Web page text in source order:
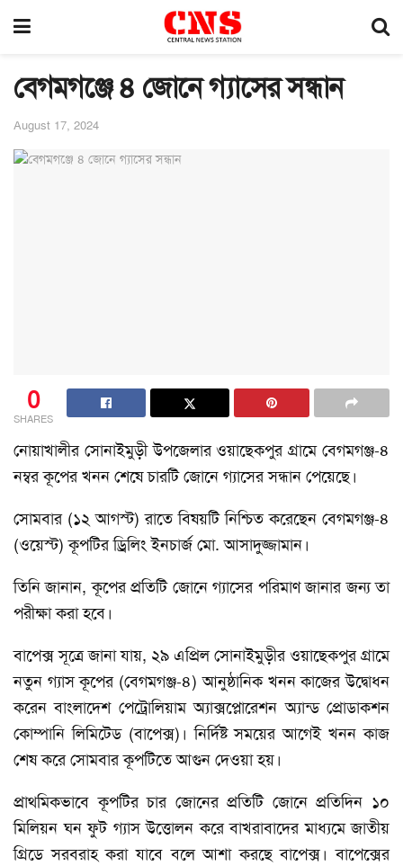
বেগমগঞ্জে ৪ জোনে গ্যাসের সন্ধান
August 17, 2024
0
SHARES
নোয়াখালীর সোনাইমুড়ী উপজেলার ওয়াছেকপুর গ্রামে বেগমগঞ্জ-৪
নম্বর কূপের খনন শেষে চারটি জোনে গ্যাসের সন্ধান পেয়েছে।
সোমবার (১২ আগস্ট) রাতে বিষয়টি নিশ্চিত করেছেন বেগমগঞ্জ-৪
(ওয়েস্ট) কূপটির ড্রিলিং ইনচার্জ মো. আসাদুজ্জামান।
তিনি জানান, কূপের প্রতিটি জোনে গ্যাসের পরিমাণ জানার জন্য তা
পরীক্ষা করা হবে।
বাপেক্স সূত্রে জানা যায়, ২৯ এপ্রিল সোনাইমুড়ীর ওয়াছেকপুর গ্রামে
নতুন গ্যাস কূপের (বেগমগঞ্জ-৪) আনুষ্ঠানিক খনন কাজের উদ্বোধন
করেন বাংলাদেশ পেট্রোলিয়াম অ্যাক্সপ্লোরেশন অ্যান্ড প্রোডাকশন
কোম্পানি লিমিটেড (বাপেক্স)। নির্দিষ্ট সময়ের আগেই খনন কাজ
শেষ করে সোমবার কূপটিতে আগুন দেওয়া হয়।
প্রাথমিকভাবে কূপটির চার জোনের প্রতিটি জোনে প্রতিদিন ১০
মিলিয়ন ঘন ফুট গ্যাস উত্তোলন করে বাখরাবাদের মাধ্যমে জাতীয়
গ্রিডে সরবরাহ করা যাবে বলে আশা করছে বাপেক্স। বাপেক্সের